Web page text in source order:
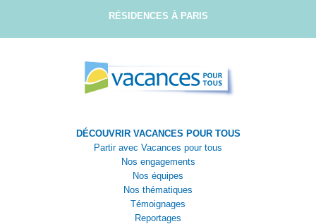
RÉSIDENCES À PARIS
DÉCOUVRIR VACANCES POUR TOUS
Partir avec Vacances pour tous
Nos engagements
Nos équipes
Nos thématiques
Témoignages
Reportages